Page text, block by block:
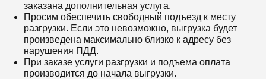
заказана дополнительная услуга.
Просим обеспечить свободный подъезд к месту
разгрузки. Если это невозможно, выгрузка будет
произведена максимально близко к адресу без
нарушения ПДД.
При заказе услуги разгрузки и подъема оплата
производится до начала выгрузки.